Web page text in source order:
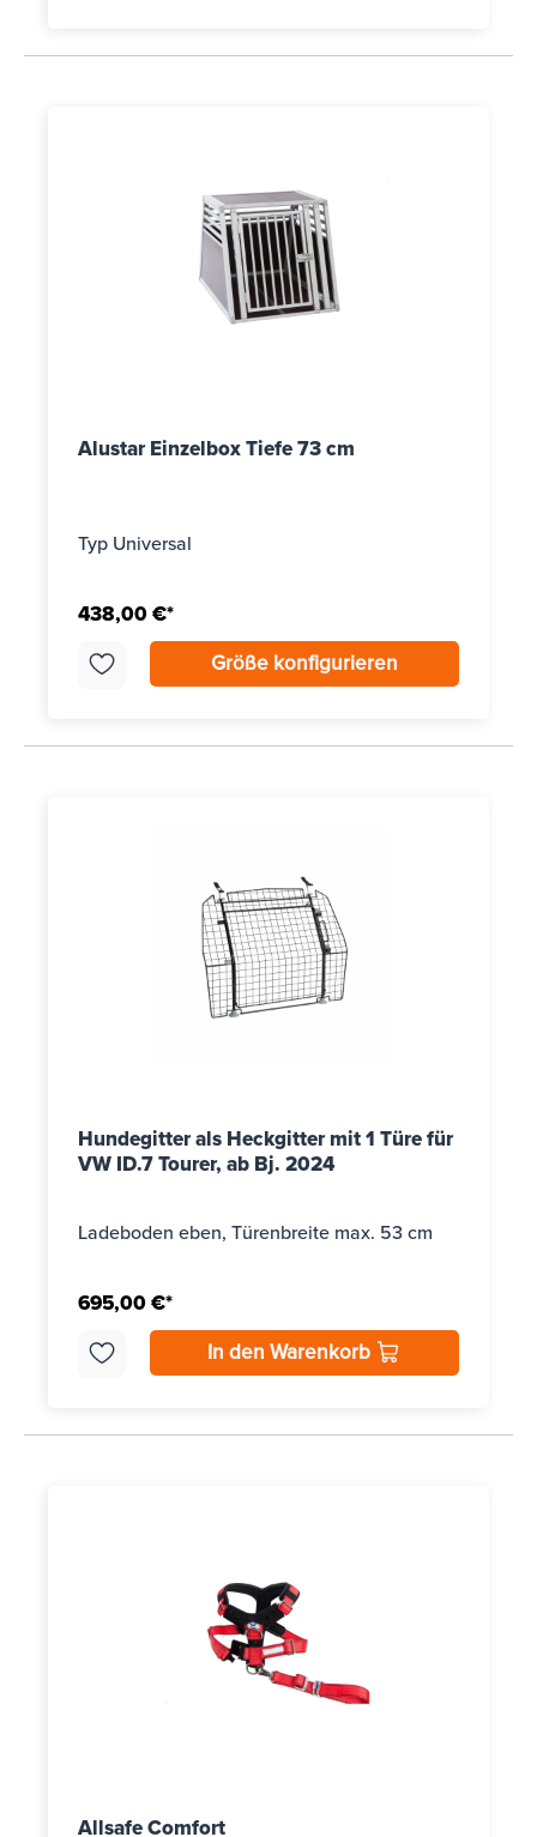
Alustar Einzelbox Tiefe 73 cm
Typ Universal
438,00 €*
Größe konfigurieren
Hundegitter als Heckgitter mit 1 Türe für
VW ID.7 Tourer, ab Bj. 2024
Ladeboden eben, Türenbreite max. 53 cm
695,00 €*
In den Warenkorb
Allsafe Comfort